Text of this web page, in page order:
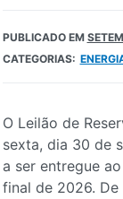
PUBLICADO EM
CATEGORIAS:
O Leilão de
sexta, dia 30 de
a ser entregue
final de 2026.